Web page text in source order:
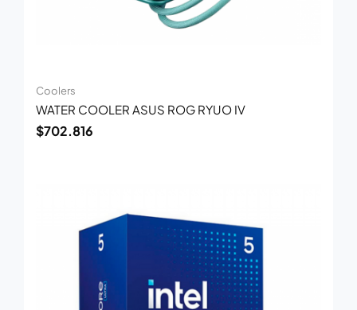
Coolers
WATER COOLER ASUS ROG RYUO IV
$702.816